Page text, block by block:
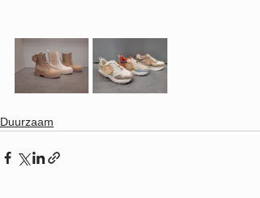
Duurzaam